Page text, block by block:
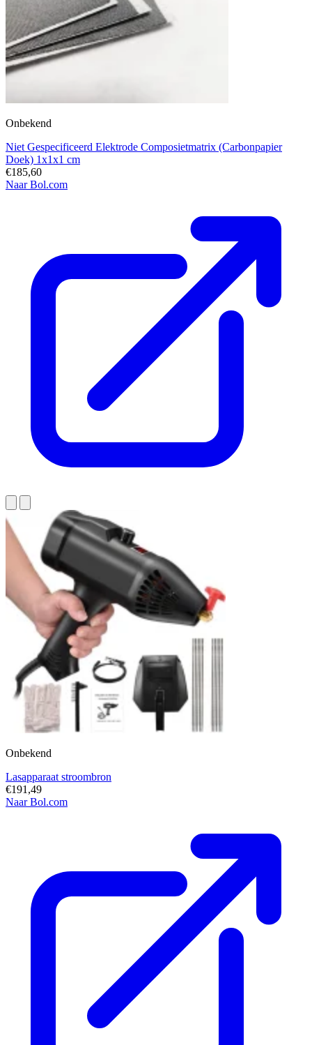
Onbekend
Niet Gespecificeerd Elektrode Composietmatrix (Carbonpapier
Doek) 1x1x1 cm
€185,60
Naar Bol.com
Onbekend
Lasapparaat stroombron
€191,49
Naar Bol.com